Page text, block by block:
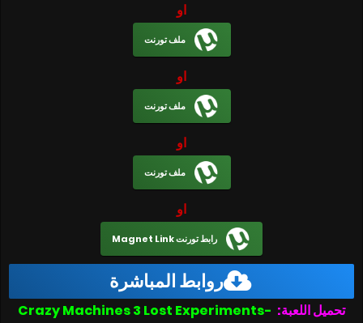
او
ملف تورنت
او
ملف تورنت
او
ملف تورنت
او
رابط تورنت Magnet Link
روابط المباشرة
تحميل اللعبة: Crazy Machines 3 Lost Experiments-